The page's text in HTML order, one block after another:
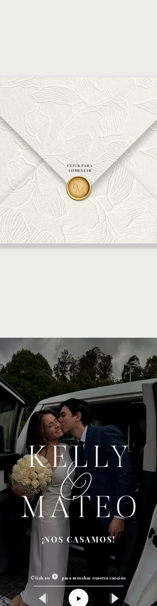
CLICK PARA
COMENZAR
¡NOS CASAMOS!
Click en para escuchar nuestra canción